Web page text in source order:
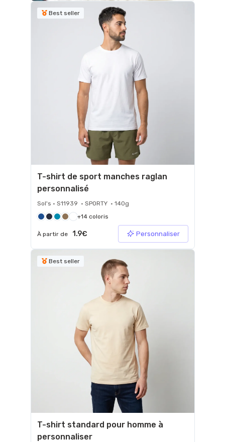
Best seller
T-shirt de sport manches raglan
personnalisé
Sol's • S11939 • SPORTY • 140g
+14 coloris
À partir de 1.9€ Personnaliser
Best seller
T-shirt standard pour homme à
personnaliser